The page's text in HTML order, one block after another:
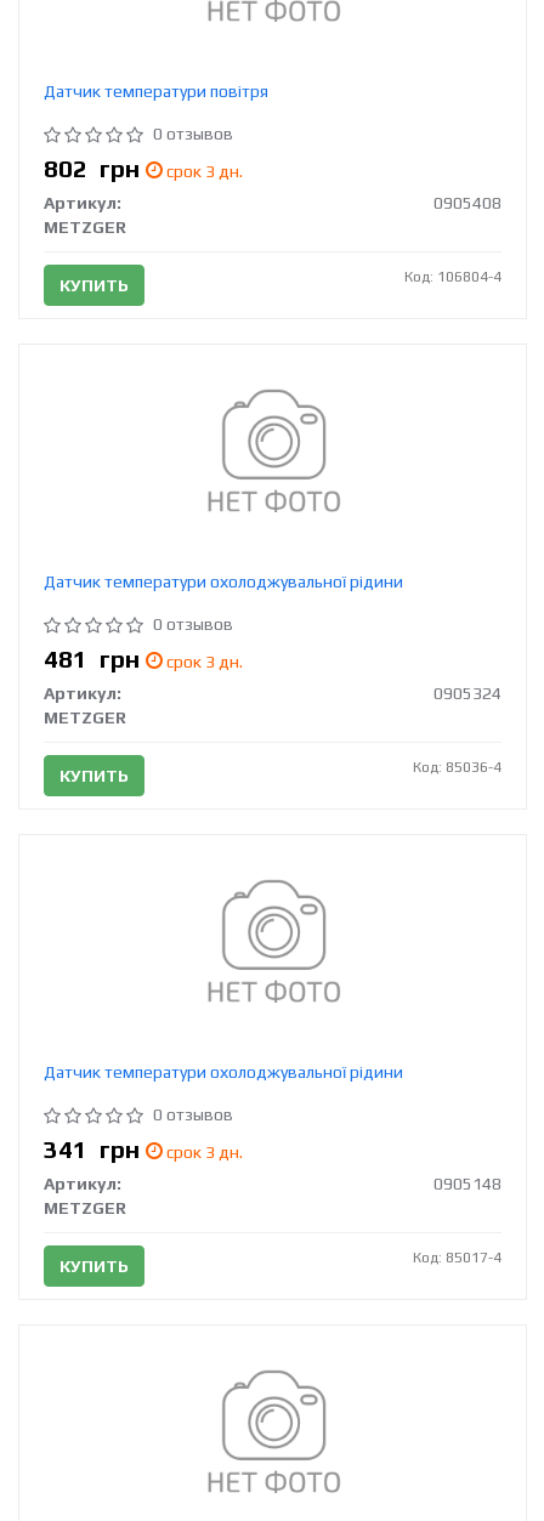
Датчик температури повітря
0 отзывов
802 грн
срок 3 дн.
Артикул:
0905408
METZGER
КУПИТЬ Код: 106804-4
Датчик температури охолоджувальної рідини
0 отзывов
481 грн
срок 3 дн.
Артикул:
0905324
METZGER
КУПИТЬ Код: 85036-4
Датчик температури охолоджувальної рідини
0 отзывов
341 грн
срок 3 дн.
Артикул:
0905148
METZGER
КУПИТЬ Код: 85017-4